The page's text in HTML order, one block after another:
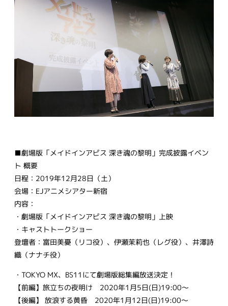
■劇場版「メイドインアビス 深き魂の黎明」完成披露イベン
ト 概要
日程：2019年12月28日（土）
会場：EJアニメシアター新宿
内容：
・劇場版「メイドインアビス 深き魂の黎明」上映
・キャストトークショー
登壇者：富田美憂（リコ役）、伊瀬茉莉也（レグ役）、井澤詩
織（ナナチ役）
・TOKYO MX、BS11にて劇場版総集編放送決定！
【前編】旅立ちの夜明け 2020年1月5日(日)19:00～
【後編】 放浪する黄昏 2020年1月12日(日)19:00～